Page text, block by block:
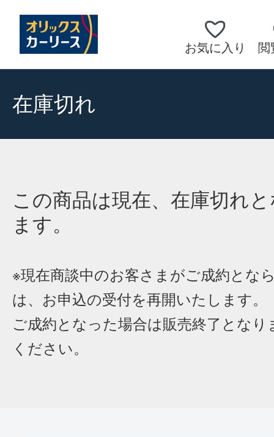
お気に入り 閲
在庫切れ
この商品は現在、在庫切れ
ます。
※現在商談中のお客さまがご成約とな
は、お申込の受付を再開いたします。
ご成約となった場合は販売終了となり
ください。